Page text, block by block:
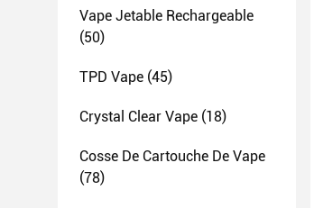
Vape Jetable Rechargeable
(50)
TPD Vape (45)
Crystal Clear Vape (18)
Cosse De Cartouche De Vape
(78)